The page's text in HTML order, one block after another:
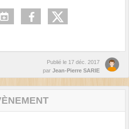
Publié le 17 déc. 2017
par Jean-Pierre SARIE